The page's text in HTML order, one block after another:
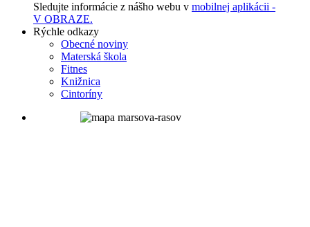
Sledujte informácie z nášho webu v mobilnej aplikácii -
V OBRAZE.
Rýchle odkazy
Obecné noviny
Materská škola
Fitnes
Knižnica
Cintoríny